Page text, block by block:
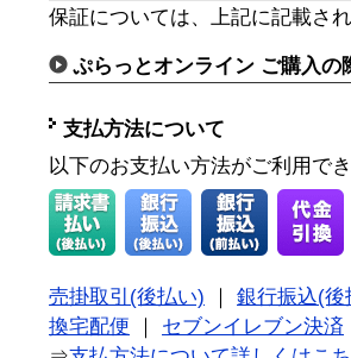
保証については、上記に記載さ
ぷらっとオンライン ご購入の
支払方法について
以下のお支払い方法がご利用で
売掛取引(後払い)
銀行振込(後
換宅配便
セブンイレブン決済